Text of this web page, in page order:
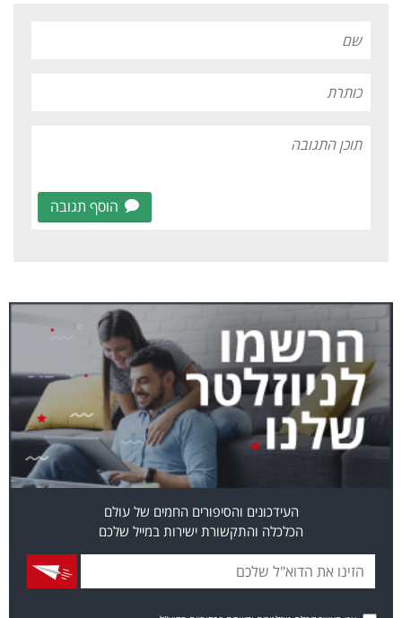
הוסף תגובה
העידכונים והסיפורים החמים של עולם
הכלכלה והתקשורת ישירות במייל שלכם